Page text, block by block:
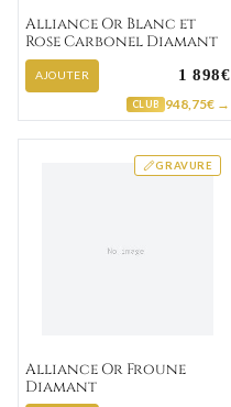
Alliance Or Blanc et
Rose Carbonel Diamant
AJOUTER 1 898€
CLUB 948,75€ →
GRAVURE
Alliance Or Froune
Diamant